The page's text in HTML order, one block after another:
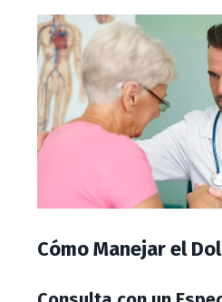
Cómo Manejar el